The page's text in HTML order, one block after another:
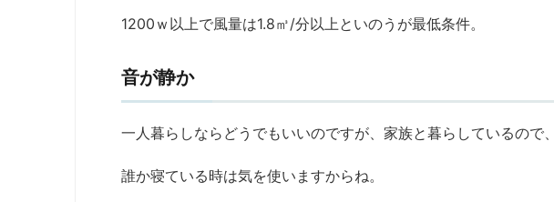
1200ｗ以上で風量は1.8㎥/分以上といのうが最低条件。
音が静か
一人暮らしならどうでもいいのですが、家族と暮らしているので
誰か寝ている時は気を使いますからね。